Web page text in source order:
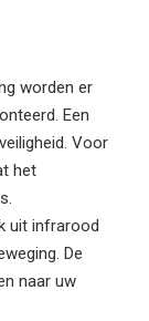
worden er
Een
Voor
het
uit infrarood
De
naar uw